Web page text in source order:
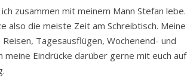
zusammen mit meinem Mann Stefan lebe.
also die meiste Zeit am Schreibtisch. Meine
Tagesausflügen, Wochenend- und
Eindrücke darüber gerne mit euch auf